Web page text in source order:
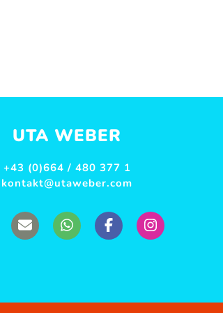
UTA WEBER
+43 (0)664 / 480 377 1
kontakt@utaweber.com